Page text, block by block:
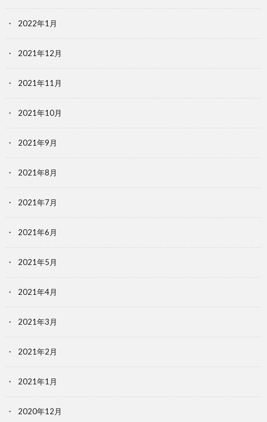
2022年1月
2021年12月
2021年11月
2021年10月
2021年9月
2021年8月
2021年7月
2021年6月
2021年5月
2021年4月
2021年3月
2021年2月
2021年1月
2020年12月